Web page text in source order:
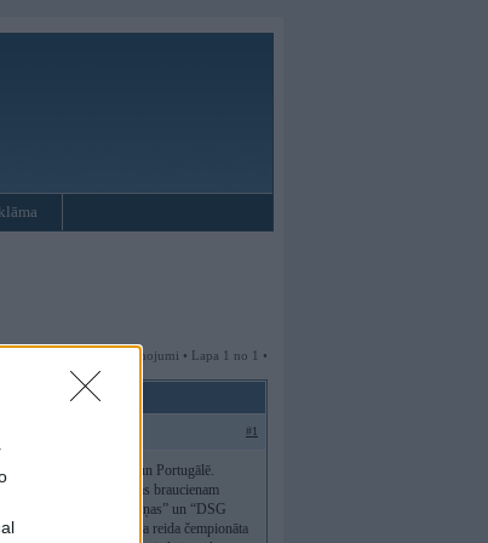
2 ziņojumi • Lapa 1 no 1 •
#1
kas norisinās Francijā un Portugālē.
6 stundu lielam izturības braucienam
karjeru “Akmenscūciņas” un “DSG
kā Latvijas atklātā rallija reida čempionāta